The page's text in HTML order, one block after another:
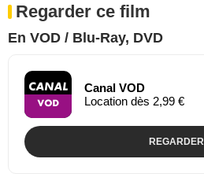
Regarder ce film
En VOD / Blu-Ray, DVD
Canal VOD
Location dès 2,99 €
REGARDER